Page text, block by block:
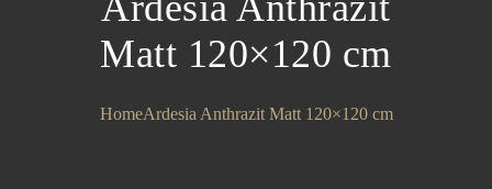
Matt 120×120 cm
HomeArdesia Anthrazit Matt 120×120 cm